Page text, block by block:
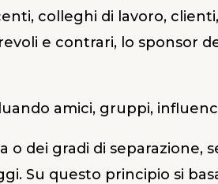
colleghi di lavoro,
e contrari, lo sponsor
amici, gruppi,
dei gradi di separazione,
Su questo principio si